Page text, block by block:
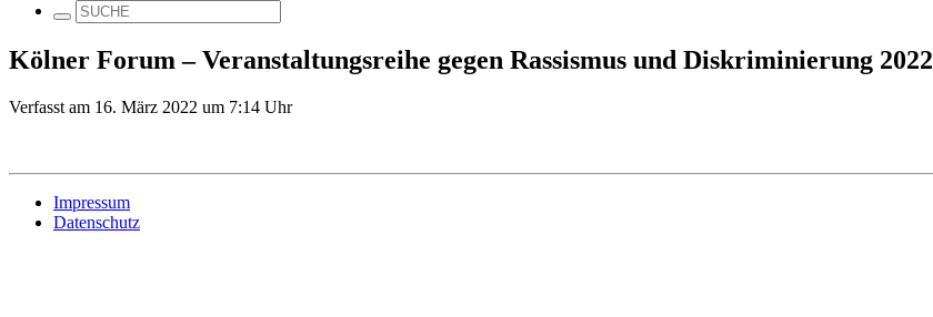
Kölner Forum – Veranstaltungsreihe gegen Rassismus und Diskriminierung 2022
Verfasst am 16. März 2022 um 7:14 Uhr
Impressum
Datenschutz